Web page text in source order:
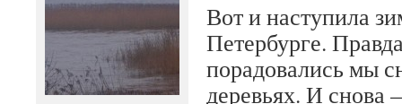
Вот и наступила
Петербурге.
порадовались мы
деревьях. И снова